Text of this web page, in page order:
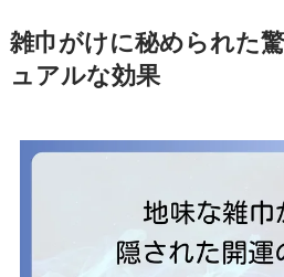
雑巾がけに秘められた
ュアルな効果